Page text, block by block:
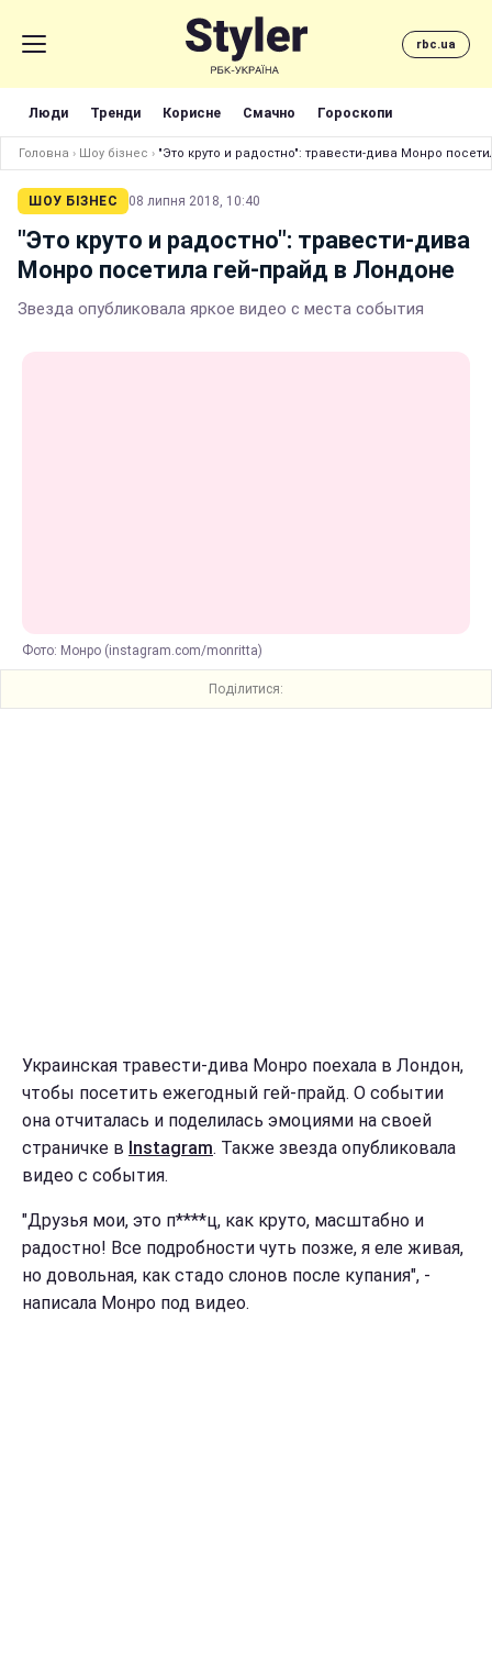
rbc.ua
Люди Тренди Корисне Смачно Гороскопи
Головна › Шоу бізнес › "Это круто и радостно": травести-дива Монро
ШОУ БІЗНЕС 08 липня 2018, 10:40
"Это круто и радостно": травести-дива
Монро посетила гей-прайд в Лондоне
Звезда опубликовала яркое видео с места события
Фото: Монро (instagram.com/monritta)
Поділитися:
Украинская травести-дива Монро поехала в Лондон,
чтобы посетить ежегодный гей-прайд. О событии
она отчиталась и поделилась эмоциями на своей
страничке в Instagram. Также звезда опубликовала
видео с события.
"Друзья мои, это п****ц, как круто, масштабно и
радостно! Все подробности чуть позже, я еле живая,
но довольная, как стадо слонов после купания", -
написала Монро под видео.